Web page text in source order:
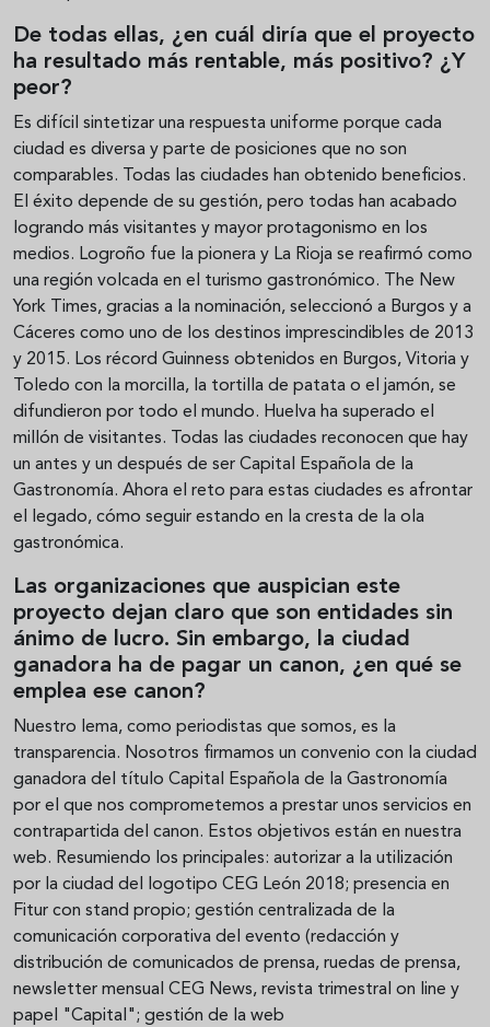
De todas ellas, ¿en cuál diría que el proyecto
ha resultado más rentable, más positivo? ¿Y
peor?
Es difícil sintetizar una respuesta uniforme porque cada
ciudad es diversa y parte de posiciones que no son
comparables. Todas las ciudades han obtenido beneficios.
El éxito depende de su gestión, pero todas han acabado
logrando más visitantes y mayor protagonismo en los
medios. Logroño fue la pionera y La Rioja se reafirmó como
una región volcada en el turismo gastronómico. The New
York Times, gracias a la nominación, seleccionó a Burgos y a
Cáceres como uno de los destinos imprescindibles de 2013
y 2015. Los récord Guinness obtenidos en Burgos, Vitoria y
Toledo con la morcilla, la tortilla de patata o el jamón, se
difundieron por todo el mundo. Huelva ha superado el
millón de visitantes. Todas las ciudades reconocen que hay
un antes y un después de ser Capital Española de la
Gastronomía. Ahora el reto para estas ciudades es afrontar
el legado, cómo seguir estando en la cresta de la ola
gastronómica.
Las organizaciones que auspician este
proyecto dejan claro que son entidades sin
ánimo de lucro. Sin embargo, la ciudad
ganadora ha de pagar un canon, ¿en qué se
emplea ese canon?
Nuestro lema, como periodistas que somos, es la
transparencia. Nosotros firmamos un convenio con la ciudad
ganadora del título Capital Española de la Gastronomía
por el que nos comprometemos a prestar unos servicios en
contrapartida del canon. Estos objetivos están en nuestra
web. Resumiendo los principales: autorizar a la utilización
por la ciudad del logotipo CEG León 2018; presencia en
Fitur con stand propio; gestión centralizada de la
comunicación corporativa del evento (redacción y
distribución de comunicados de prensa, ruedas de prensa,
newsletter mensual CEG News, revista trimestral on line y
papel "Capital"; gestión de la web